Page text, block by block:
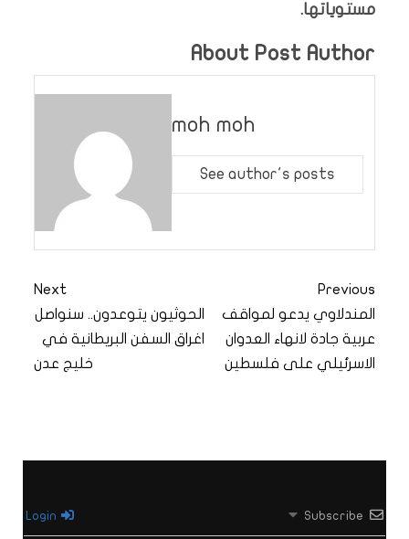
مستوياتها.
About Post Author
moh moh
See author's posts
Previous
المندلاوي يدعو لمواقف
عربية جادة لانهاء العدوان
الاسرئيلي على فلسطين
Next
الحوثيون يتوعدون.. سنواصل
اغراق السفن البريطانية في
خليج عدن
Subscribe